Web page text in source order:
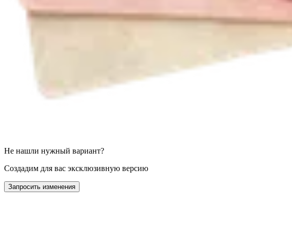
Не нашли нужный вариант?
Создадим для вас эксклюзивную версию
Запросить изменения